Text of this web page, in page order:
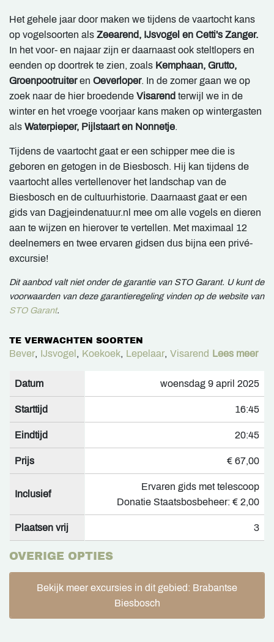
Het gehele jaar door maken we tijdens de vaartocht kans
op vogelsoorten als Zeearend, IJsvogel en Cetti's Zanger.
In het voor- en najaar zijn er daarnaast ook steltlopers en
eenden op doortrek te zien, zoals Kemphaan, Grutto,
Groenpootruiteren Oeverloper. In de zomer gaan we op
zoek naar de hier broedende Visarend terwijl we in de
winter en het vroege voorjaar kans maken op wintergasten
als Waterpieper, Pijlstaart en Nonnetje.
Tijdens de vaartocht gaat er een schipper mee die is
geboren en getogen in de Biesbosch. Hij kan tijdens de
vaartocht alles vertellenover het landschap van de
Biesbosch en de cultuurhistorie. Daarnaast gaat er een
gids van Dagjeindenatuur.nl mee om alle vogels en dieren
aan te wijzen en hierover te vertellen. Met maximaal 12
deelnemers en twee ervaren gidsen dus bijna een privé-
excursie!
Dit aanbod valt niet onder de garantie van STO Garant. U kunt de
voorwaarden van deze garantieregeling vinden op de website van
STO Garant.
TE VERWACHTEN SOORTEN
Bever, IJsvogel , Koekoek, Lepelaar, Visarend Lees meer
Datum woensdag 9 april 2025
Starttijd 16:45
Eindtijd 20:45
Prijs € 67,00
Inclusief
Ervaren gids met telescoop
Donatie Staatsbosbeheer: € 2,00
Plaatsen vrij 3
OVERIGE OPTIES
Bekijk meer excursies in dit gebied: Brabantse
Biesbosch